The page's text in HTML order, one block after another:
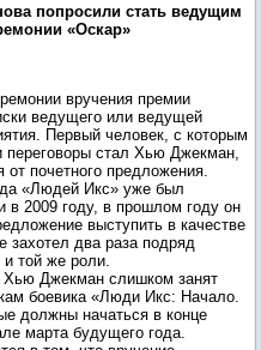
попросили стать ведущим
«Оскар»
вручения премии
ведущего или ведущей
Первый человек, с которым
переговоры стал Хью Джекман,
от почетного предложения.
«Людей Икс» уже был
в 2009 году, в прошлом году он
выступить в качестве
захотел два раза подряд
и той же роли.
Хью Джекман слишком занят
боевика «Люди Икс: Начало.
должны начаться в конце
марта будущего года.